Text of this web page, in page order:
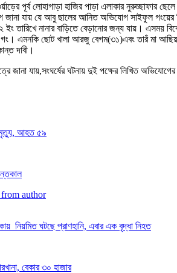
পূর্ব লোহাগাড়া হাজির পাড়া এলাকার নুরুচ্ছাফার
জানা যায় যে আবু ছালের আনিত অভিযোগ সাইফুল গংয়ের
তারিখে নানার বাড়িতে বেড়ানোর জন্য যায়। এসময়
গং। এমনকি ছোট খালা আরজু বেগম(৩১)এবং তারঁ মা
দাবী।
জানা যায়,সংঘর্ষের ঘটনায় দুই পক্ষের লিখিত
মৃত্যু, আহত ৫৯
author
নিয়মিত ঘটছে প্রাণহানি, এবার এক বৃদ্ধা নিহত
বেকার ৩০ হাজার